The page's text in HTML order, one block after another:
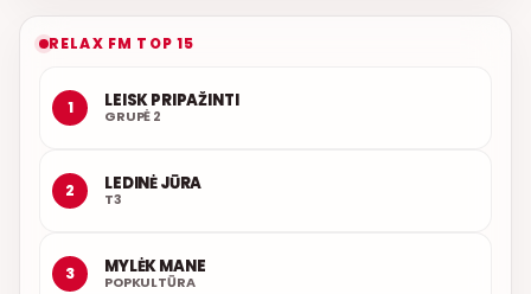
RELAX FM TOP 15
1 LEISK PRIPAŽINTI
GRUPĖ 2
2 LEDINĖ JŪRA
T3
3 MYLĖK MANE
POPKULTŪRA